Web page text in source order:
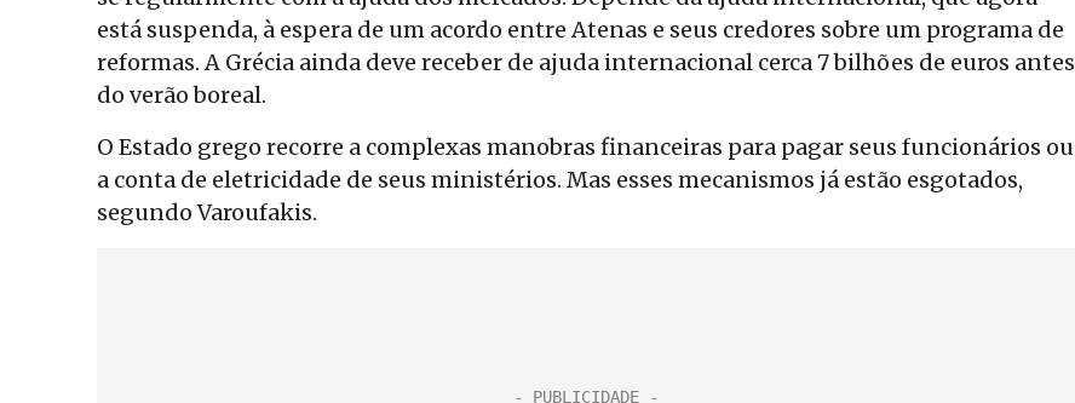
está suspenda, à espera de um acordo entre Atenas e seus credores sobre um programa de
reformas. A Grécia ainda deve receber de ajuda internacional cerca 7 bilhões de euros antes
do verão boreal.
O Estado grego recorre a complexas manobras financeiras para pagar seus funcionários ou
a conta de eletricidade de seus ministérios. Mas esses mecanismos já estão esgotados,
segundo Varoufakis.